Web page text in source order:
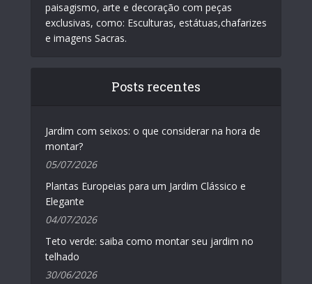
paisagismo, arte e decoração com peças
exclusivas, como: Esculturas, estátuas,chafarizes
e imagens Sacras.
Posts recentes
Jardim com seixos: o que considerar na hora de
montar?
05/07/2026
Plantas Europeias para um Jardim Clássico e
Elegante
04/07/2026
Teto verde: saiba como montar seu jardim no
telhado
30/06/2026